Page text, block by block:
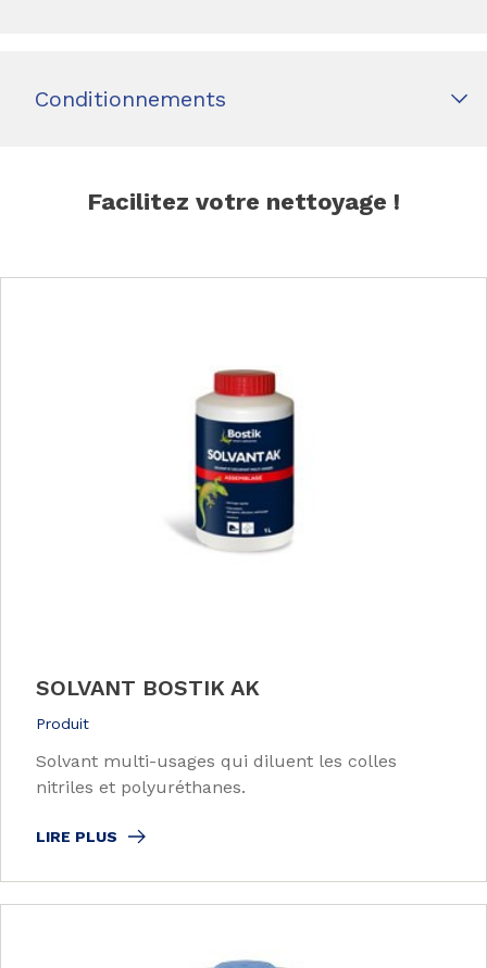
Conditionnements
Facilitez votre nettoyage !
SOLVANT BOSTIK AK
Produit
Solvant multi-usages qui diluent les colles
nitriles et polyuréthanes.
LIRE PLUS